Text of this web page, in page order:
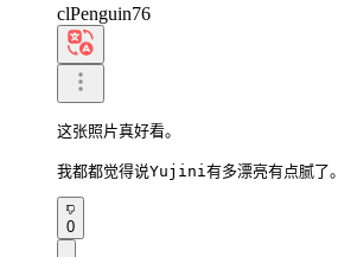
clPenguin76
这张照片真好看。
我都都觉得说Yujini有多漂亮有点腻了。
0